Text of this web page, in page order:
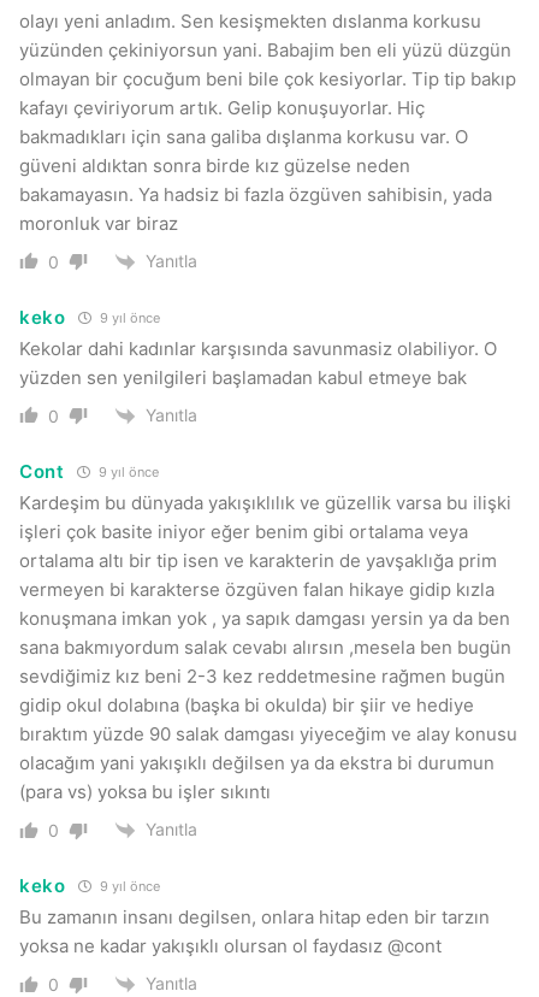
olayı yeni anladım. Sen kesişmekten dıslanma korkusu
yüzünden çekiniyorsun yani. Babajim ben eli yüzü düzgün
olmayan bir çocuğum beni bile çok kesiyorlar. Tip tip bakıp
kafayı çeviriyorum artık. Gelip konuşuyorlar. Hiç
bakmadıkları için sana galiba dışlanma korkusu var. O
güveni aldıktan sonra birde kız güzelse neden
bakamayasın. Ya hadsiz bi fazla özgüven sahibisin, yada
moronluk var biraz
0 Yanıtla
keko 9 yıl önce
Kekolar dahi kadınlar karşısında savunmasiz olabiliyor. O
yüzden sen yenilgileri başlamadan kabul etmeye bak
0 Yanıtla
Cont 9 yıl önce
Kardeşim bu dünyada yakışıklılık ve güzellik varsa bu ilişki
işleri çok basite iniyor eğer benim gibi ortalama veya
ortalama altı bir tip isen ve karakterin de yavşaklığa prim
vermeyen bi karakterse özgüven falan hikaye gidip kızla
konuşmana imkan yok , ya sapık damgası yersin ya da ben
sana bakmıyordum salak cevabı alırsın ,mesela ben bugün
sevdiğimiz kız beni 2-3 kez reddetmesine rağmen bugün
gidip okul dolabına (başka bi okulda) bir şiir ve hediye
bıraktım yüzde 90 salak damgası yiyeceğim ve alay konusu
olacağım yani yakışıklı değilsen ya da ekstra bi durumun
(para vs) yoksa bu işler sıkıntı
0 Yanıtla
keko 9 yıl önce
Bu zamanın insanı degilsen, onlara hitap eden bir tarzın
yoksa ne kadar yakışıklı olursan ol faydasız @cont
0 Yanıtla